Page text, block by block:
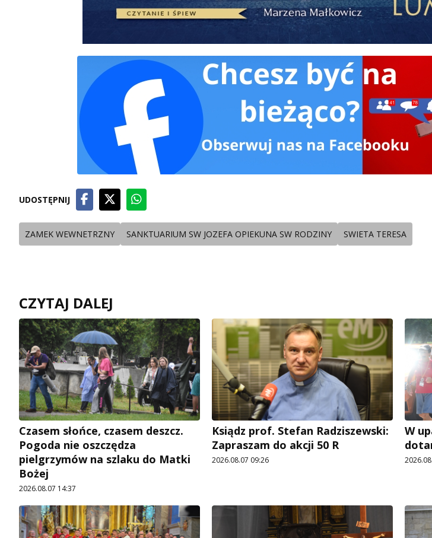
UDOSTĘPNIJ
ZAMEK WEWNETRZNY SANKTUARIUM SW JOZEFA OPIEKUNA SW RODZINY SWIETA TERESA
CZYTAJ DALEJ
Czasem słońce, czasem deszcz.
Pogoda nie oszczędza
pielgrzymów na szlaku do Matki
Bożej
2026.08.07 14:37
Ksiądz prof. Stefan Radziszewski:
Zapraszam do akcji 50 R
2026.08.07 09:26
W